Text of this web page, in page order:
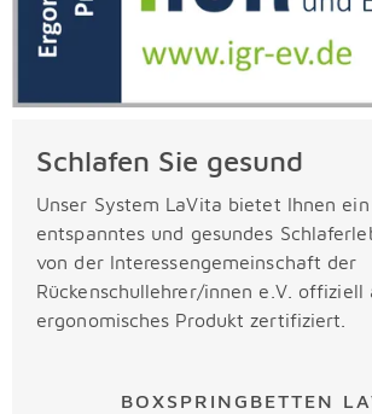
Schlafen Sie gesund
Unser System LaVita bietet Ihnen
entspanntes und gesundes
von der Interessengemeinschaft der
Rückenschullehrer/innen e.V. offiziell
ergonomisches Produkt zertifiziert.
BOXSPRINGBETTEN